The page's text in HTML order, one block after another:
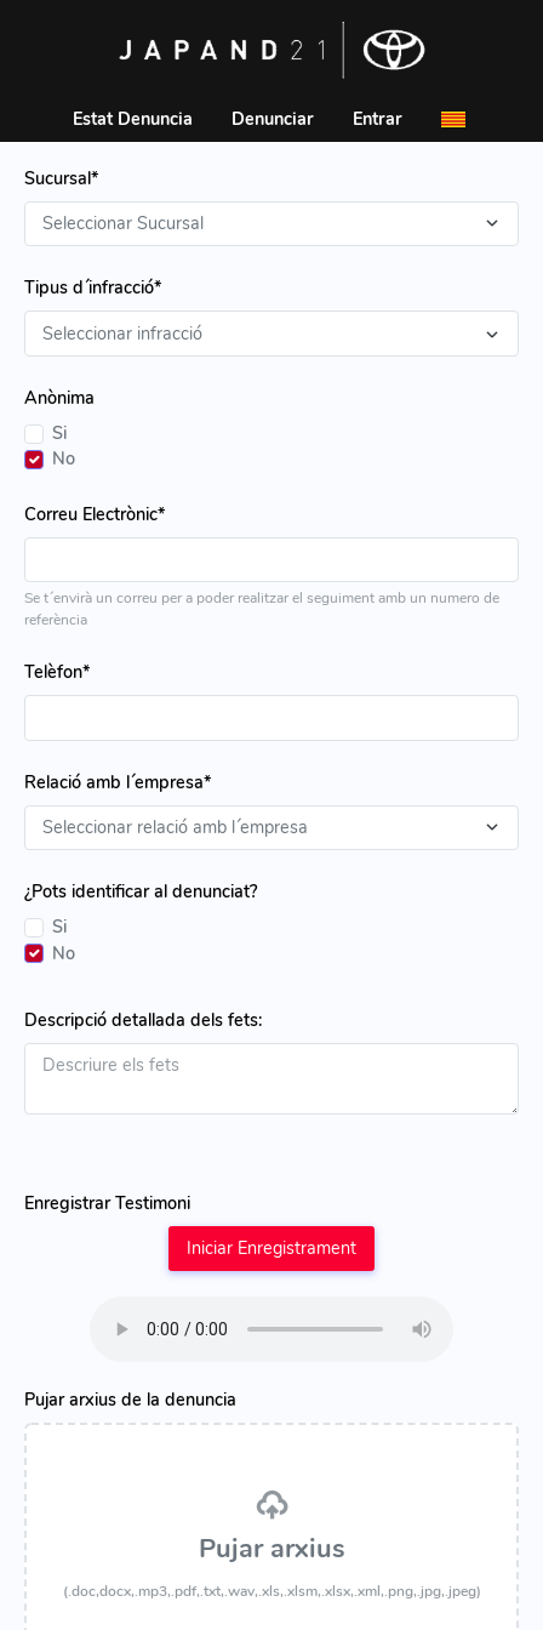
Estat Denuncia Denunciar Entrar
Sucursal*
Tipus d´infracció*
Anònima
Si
No
Correu Electrònic*
Se t´envirà un correu per a poder realitzar el seguiment amb un numero de
referència
Telèfon*
Relació amb l´empresa*
¿Pots identificar al denunciat?
Si
No
Descripció detallada dels fets:
Enregistrar Testimoni
Iniciar Enregistrament
Pujar arxius de la denuncia
Pujar arxius
(.doc,docx,.mp3,.pdf,.txt,.wav,.xls,.xlsm,.xlsx,.xml,.png,.jpg,.jpeg)